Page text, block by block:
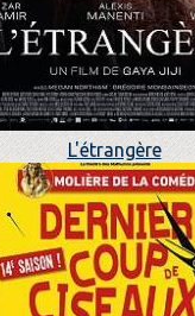
L'étrangère